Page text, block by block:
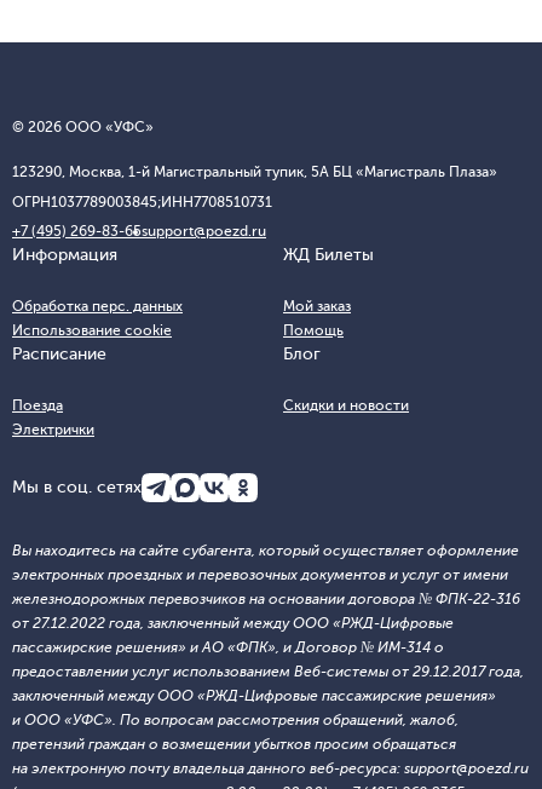
© 2026 ООО «УФС»
123290, Москва, 1-й Магистральный тупик, 5А БЦ «Магистраль Плаза»
ОГРН1037789003845;ИНН7708510731
+7 (495) 269-83-65support@poezd.ru
Информация
Обработка перс. данных
Использование cookie
ЖД Билеты
Мой заказ
Помощь
Расписание
Поезда
Электрички
Блог
Скидки и новости
Мы в соц. сетях
Вы находитесь на сайте субагента, который осуществляет оформление
электронных проездных и перевозочных документов и услуг от имени
железнодорожных перевозчиков на основании договора № ФПК-22-316
от 27.12.2022 года, заключенный между ООО «РЖД-Цифровые
пассажирские решения» и АО «ФПК», и Договор № ИМ-314 о
предоставлении услуг использованием Веб-системы от 29.12.2017 года,
заключенный между ООО «РЖД-Цифровые пассажирские решения»
и ООО «УФС». По вопросам рассмотрения обращений, жалоб,
претензий граждан о возмещении убытков просим обращаться
на электронную почту владельца данного веб-ресурса: support@poezd.ru